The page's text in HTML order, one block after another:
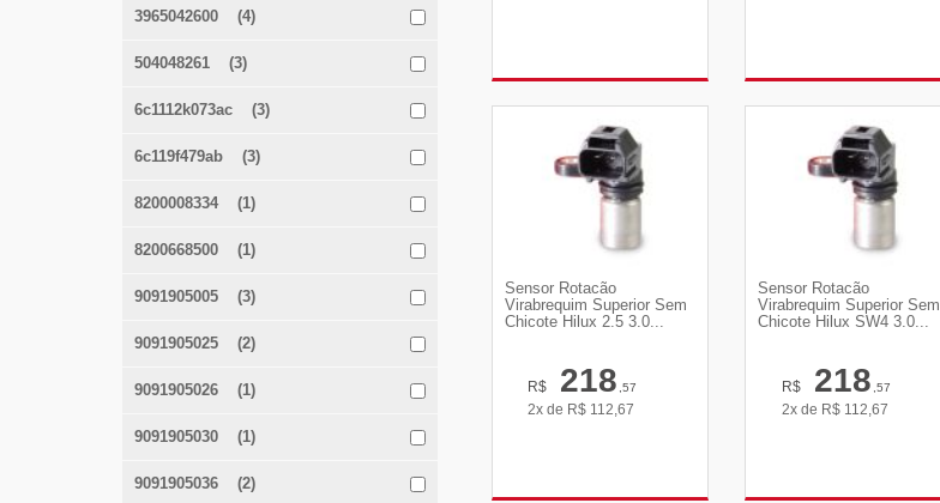
3965042600 (4)
504048261 (3)
6c1112k073ac (3)
6c119f479ab (3)
8200008334 (1)
8200668500 (1)
9091905005 (3)
9091905025 (2)
9091905026 (1)
9091905030 (1)
9091905036 (2)
Sensor Rotacão
Virabrequim Superior Sem
Chicote Hilux 2.5 3.0...
R$ 218,57
2x de R$ 112,67
Sensor Rotacão
Virabrequim Superior Sem
Chicote Hilux SW4 3.0...
R$ 218,57
2x de R$ 112,67